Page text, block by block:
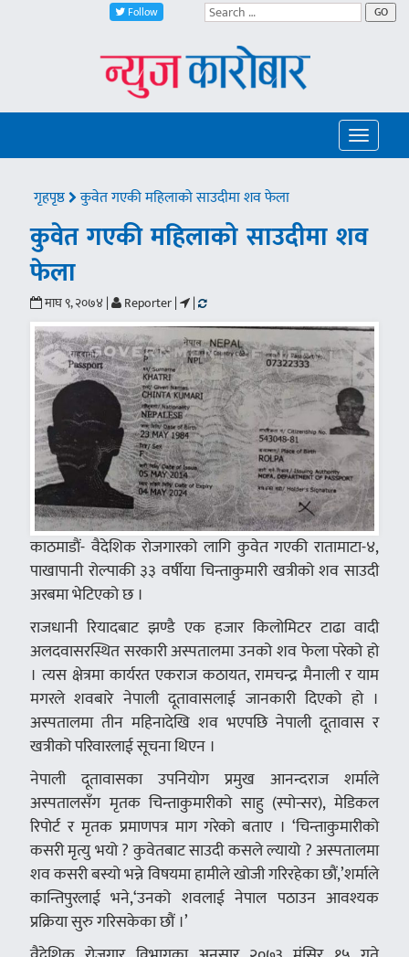
Follow GO
Toggle
गृहपृष्ठ कुवेत गएकी महिलाको साउदीमा शव फेला
कुवेत गएकी महिलाको साउदीमा शव
फेला
माघ ९, २०७४ | Reporter | |
काठमाडाैं- वैदेशिक रोजगारको लागि कुवेत गएकी रातामाटा-४,
पाखापानी रोल्पाकी ३३ वर्षीया चिन्ताकुमारी खत्रीको शव साउदी
अरबमा भेटिएको छ ।
राजधानी रियादबाट झण्डै एक हजार किलोमिटर टाढा वादी
अलदवासरस्थित सरकारी अस्पतालमा उनको शव फेला परेको हो
। त्यस क्षेत्रमा कार्यरत एकराज कठायत, रामचन्द्र मैनाली र याम
मगरले शवबारे नेपाली दूतावासलाई जानकारी दिएको हो ।
अस्पतालमा तीन महिनादेखि शव भएपछि नेपाली दूतावास र
खत्रीको परिवारलाई सूचना थिएन ।
नेपाली दूतावासका उपनियोग प्रमुख आनन्दराज शर्माले
अस्पतालसँग मृतक चिन्ताकुमारीको साहु (स्पोन्सर), मेडिकल
रिपोर्ट र मृतक प्रमाणपत्र माग गरेको बताए । ‘चिन्ताकुमारीको
कसरी मृत्यु भयो ? कुवेतबाट साउदी कसले ल्यायो ? अस्पतालमा
शव कसरी बस्यो भन्ने विषयमा हामीले खोजी गरिरहेका छौं,’शर्माले
कान्तिपुरलाई भने,‘उनको शवलाई नेपाल पठाउन आवश्यक
प्रक्रिया सुरु गरिसकेका छौं ।’